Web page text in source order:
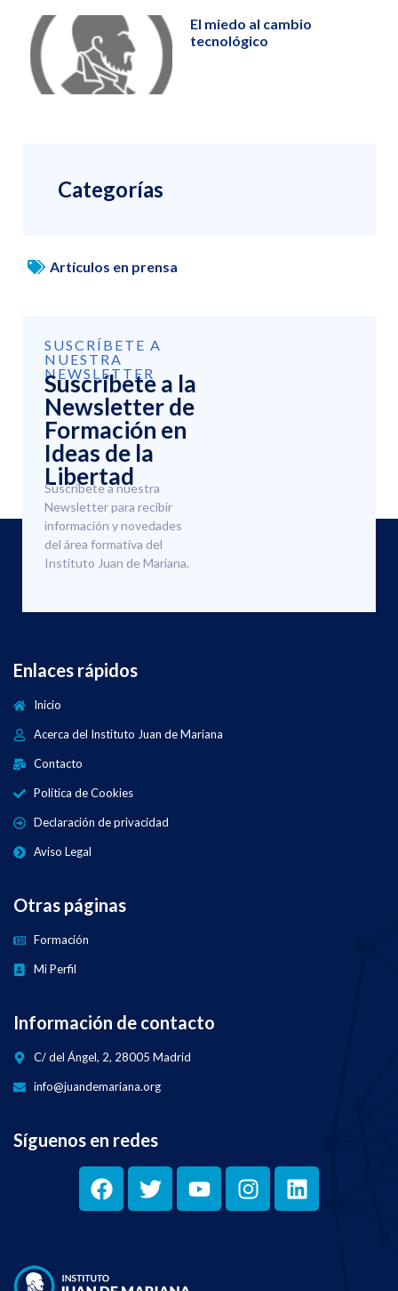
El miedo al cambio
tecnológico
Categorías
Artículos en prensa
SUSCRÍBETE A
NUESTRA
NEWSLETTER
Suscríbete a la
Newsletter de
Formación en
Ideas de la
Libertad
Suscríbete a nuestra
Newsletter para recibir
información y novedades
del área formativa del
Instituto Juan de Mariana.
Enlaces rápidos
Inicio
Acerca del Instituto Juan de Mariana
Contacto
Política de Cookies
Declaración de privacidad
Aviso Legal
Otras páginas
Formación
Mi Perfil
Información de contacto
C/ del Ángel, 2, 28005 Madrid
info@juandemariana.org
Síguenos en redes